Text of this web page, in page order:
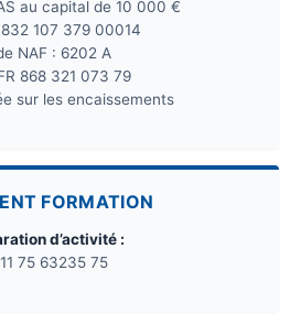
au capital de 10 000 €
832 107 379 00014
NAF : 6202 A
868 321 073 79
sur les encaissements
FORMATION
d’activité :
75 63235 75